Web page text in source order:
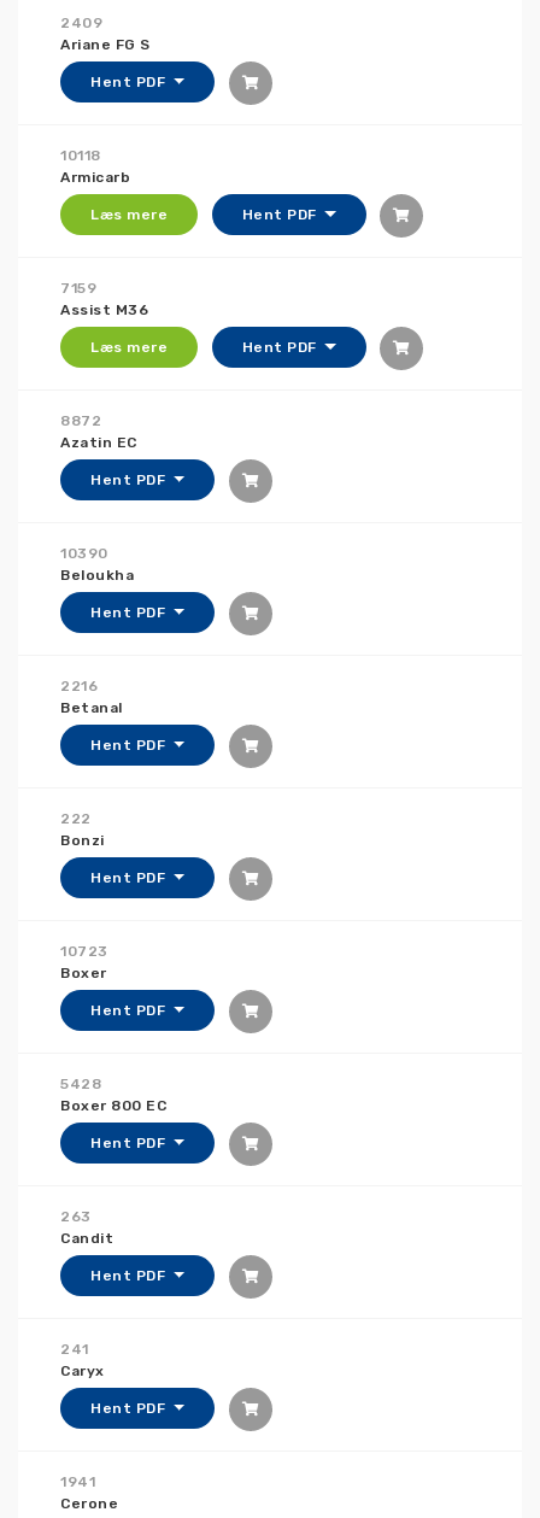
2409
Ariane FG S
Hent PDF
10118
Armicarb
Læs mere Hent PDF
7159
Assist M36
Læs mere Hent PDF
8872
Azatin EC
Hent PDF
10390
Beloukha
Hent PDF
2216
Betanal
Hent PDF
222
Bonzi
Hent PDF
10723
Boxer
Hent PDF
5428
Boxer 800 EC
Hent PDF
263
Candit
Hent PDF
241
Caryx
Hent PDF
1941
Cerone